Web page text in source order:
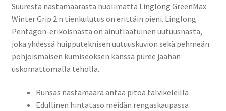
Suuresta nastamäärästä huolimatta Linglong GreenMax
Winter Grip 2:n tienkulutus on erittäin pieni. Linglong
Pentagon-erikoisnasta on ainutlaatuinen uutuusnasta,
joka yhdessä huipputeknisen uutuuskuvion sekä pehmeän
pohjoismaisen kumiseoksen kanssa puree jäähän
uskomattomalla teholla.
Runsas nastamäärä antaa pitoa talvikeleillä
Edullinen hintataso meidän rengaskaupassa